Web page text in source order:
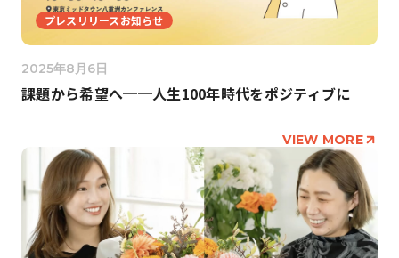
プレスリリースお知らせ
2025年8月6日
課題から希望へ──人生100年時代をポジティブに
VIEW MORE